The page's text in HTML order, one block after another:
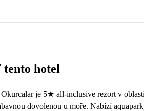
631
hotel
je 5★ all-inclusive rezort v
dovolenou u moře. Nabízí